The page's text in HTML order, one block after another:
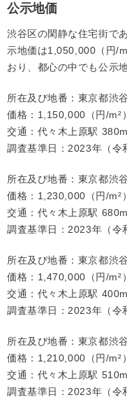
公示地価
渋谷区の閑静な住宅街で
示地価は1,050,000（円/
おり、都心の中でも公示
所在及び地番：東京都渋
価格：1,150,000（円/m²）
交通：代々木上原駅 380m
調査基準日：2023年（令
所在及び地番：東京都渋
価格：1,230,000（円/m²）
交通：代々木上原駅 680m
調査基準日：2023年（令
所在及び地番：東京都渋
価格：1,470,000（円/m²）
交通：代々木上原駅 400m
調査基準日：2023年（令
所在及び地番：東京都渋
価格：1,210,000（円/m²）
交通：代々木上原駅 510m
調査基準日：2023年（令